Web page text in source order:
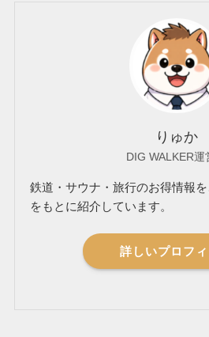
りゅか
DIG WALKER運
鉄道・サウナ・旅行のお得情報
をもとに紹介しています。
詳しいプロフ